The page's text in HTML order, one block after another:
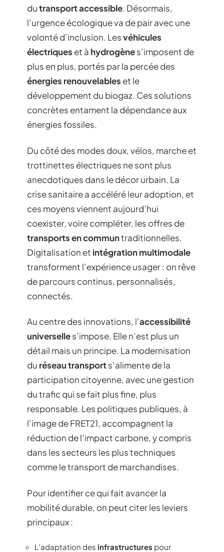
dutransport accessible. Désormais,
l’urgence écologique va de pair avec une
volonté d’inclusion. Lesvéhicules
électriques et à hydrogènes’imposent de
plus en plus, portés par la percée des
énergies renouvelables et le
développement du biogaz. Ces solutions
concrètes entament la dépendance aux
énergies fossiles.
Du côté des modes doux, vélos, marche et
trottinettes électriques ne sont plus
anecdotiques dans le décor urbain. La
crise sanitaire a accéléré leur adoption, et
ces moyens viennent aujourd’hui
coexister, voire compléter, les offres de
transports en communtraditionnelles.
Digitalisation et intégration multimodale
transforment l’expérience usager : on rêve
de parcours continus, personnalisés,
connectés.
Au centre des innovations, l’accessibilité
universelles’impose. Elle n’est plus un
détail mais un principe. La modernisation
du réseau transports’alimente de la
participation citoyenne, avec une gestion
du trafic qui se fait plus fine, plus
responsable. Les politiques publiques, à
l’image de FRET21, accompagnent la
réduction de l’impact carbone, y compris
dans les secteurs les plus techniques
comme le transport de marchandises.
Pour identifier ce qui fait avancer la
mobilité durable, on peut citer les leviers
principaux :
L’adaptation des infrastructures pour